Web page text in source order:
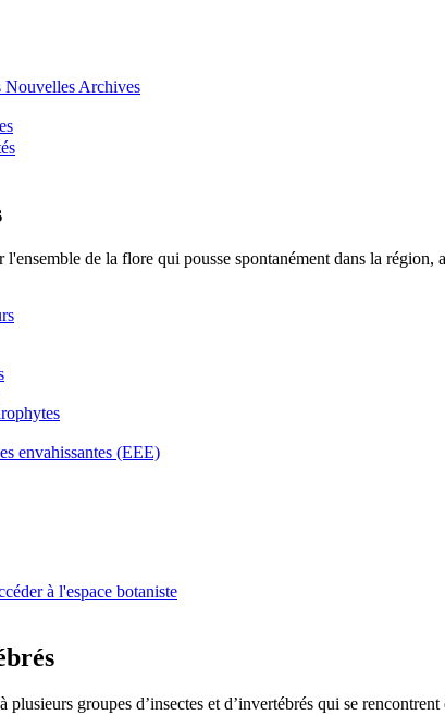
Archives
de la flore qui pousse spontanément dans la région,
envahissantes (EEE)
à l'espace botaniste
plusieurs groupes d’insectes et d’invertébrés qui se